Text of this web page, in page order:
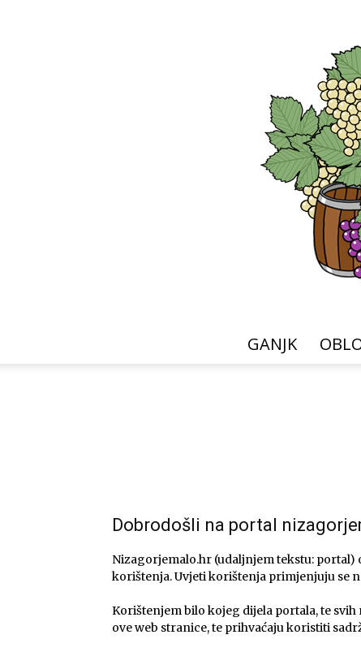
GANJK
Dobrodošli na portal
Nizagorjemalo.hr (udaljnjem tekstu: portal)
korištenja. Uvjeti korištenja primjenjuju se
Korištenjem bilo kojeg dijela portala, te
ove web stranice, te prihvaćaju koristiti